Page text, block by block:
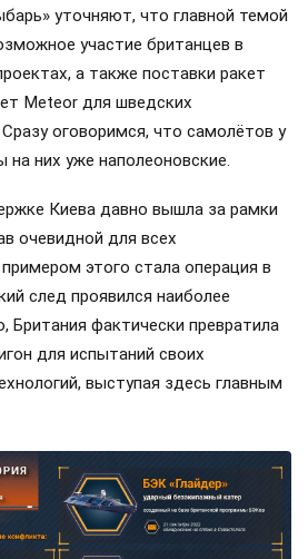
уточняют, что главной темой
участие британцев в
а также поставки ракет
Meteor для шведских
Сразу оговоримся, что самолётов у
них уже наполеоновские.
Киева давно вышла за рамки
очевидной для всех
этого стала операция в
след проявился наиболее
Британия фактически превратила
для испытаний своих
выступая здесь главным